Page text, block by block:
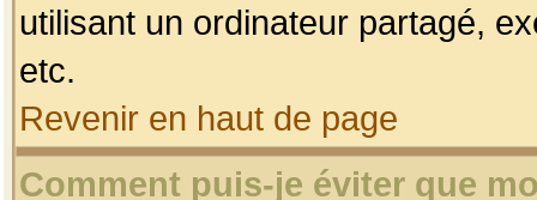
utilisant un ordinateur partagé,
etc.
Revenir en haut de page
Comment puis-je éviter que